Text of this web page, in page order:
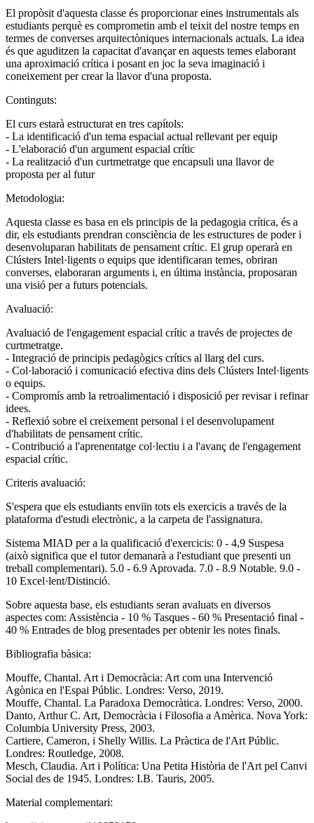
El propòsit d'aquesta classe és proporcionar eines instrumentals als
estudiants perquè es comprometin amb el teixit del nostre temps en
termes de converses arquitectòniques internacionals actuals. La idea
és que aguditzen la capacitat d'avançar en aquests temes elaborant
una aproximació crítica i posant en joc la seva imaginació i
coneixement per crear la llavor d'una proposta.
Continguts:
El curs estarà estructurat en tres capítols:
- La identificació d'un tema espacial actual rellevant per equip
- L'elaboració d'un argument espacial crític
- La realització d'un curtmetratge que encapsuli una llavor de
proposta per al futur
Metodologia:
Aquesta classe es basa en els principis de la pedagogia crítica, és a
dir, els estudiants prendran consciència de les estructures de poder i
desenvoluparan habilitats de pensament crític. El grup operarà en
Clústers Intel·ligents o equips que identificaran temes, obriran
converses, elaboraran arguments i, en última instància, proposaran
una visió per a futurs potencials.
Avaluació:
Avaluació de l'engagement espacial crític a través de projectes de
curtmetratge.
- Integració de principis pedagògics crítics al llarg del curs.
- Col·laboració i comunicació efectiva dins dels Clústers Intel·ligents
o equips.
- Compromís amb la retroalimentació i disposició per revisar i refinar
idees.
- Reflexió sobre el creixement personal i el desenvolupament
d'habilitats de pensament crític.
- Contribució a l'aprenentatge col·lectiu i a l'avanç de l'engagement
espacial crític.
Criteris avaluació:
S'espera que els estudiants enviïn tots els exercicis a través de la
plataforma d'estudi electrònic, a la carpeta de l'assignatura.
Sistema MIAD per a la qualificació d'exercicis: 0 - 4,9 Suspesa
(això significa que el tutor demanarà a l'estudiant que presenti un
treball complementari). 5.0 - 6.9 Aprovada. 7.0 - 8.9 Notable. 9.0 -
10 Excel·lent/Distinció.
Sobre aquesta base, els estudiants seran avaluats en diversos
aspectes com: Assistència - 10 % Tasques - 60 % Presentació final -
40 % Entrades de blog presentades per obtenir les notes finals.
Bibliografia bàsica:
Mouffe, Chantal. Art i Democràcia: Art com una Intervenció
Agònica en l'Espai Públic. Londres: Verso, 2019.
Mouffe, Chantal. La Paradoxa Democràtica. Londres: Verso, 2000.
Danto, Arthur C. Art, Democràcia i Filosofia a Amèrica. Nova York:
Columbia University Press, 2003.
Cartiere, Cameron, i Shelly Willis. La Pràctica de l'Art Públic.
Londres: Routledge, 2008.
Mesch, Claudia. Art i Política: Una Petita Història de l'Art pel Canvi
Social des de 1945. Londres: I.B. Tauris, 2005.
Material complementari: